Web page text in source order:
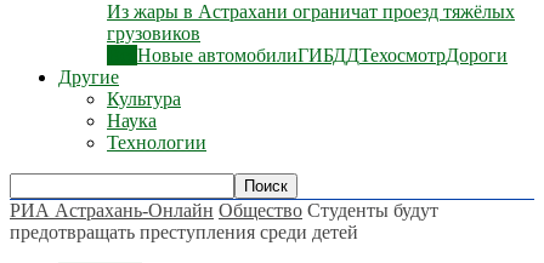
Из жары в Астрахани ограничат проезд тяжёлых
грузовиков
Новые автомобилиГИБДДТехосмотрДороги
Другие
Культура
Наука
Технологии
РИА Астрахань-Онлайн Общество Студенты будут
предотвращать преступления среди детей